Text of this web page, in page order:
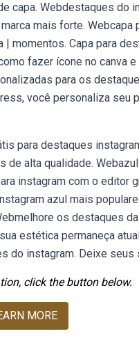
capa. Webdestaques do
mais forte.
Capa para
fazer ícone no canva
para os
você personaliza seu
para destaques
alta qualidade.
instagram com o editor
azul mais
os destaques
estética permaneça
do instagram. Deixe
click the button below.
MORE